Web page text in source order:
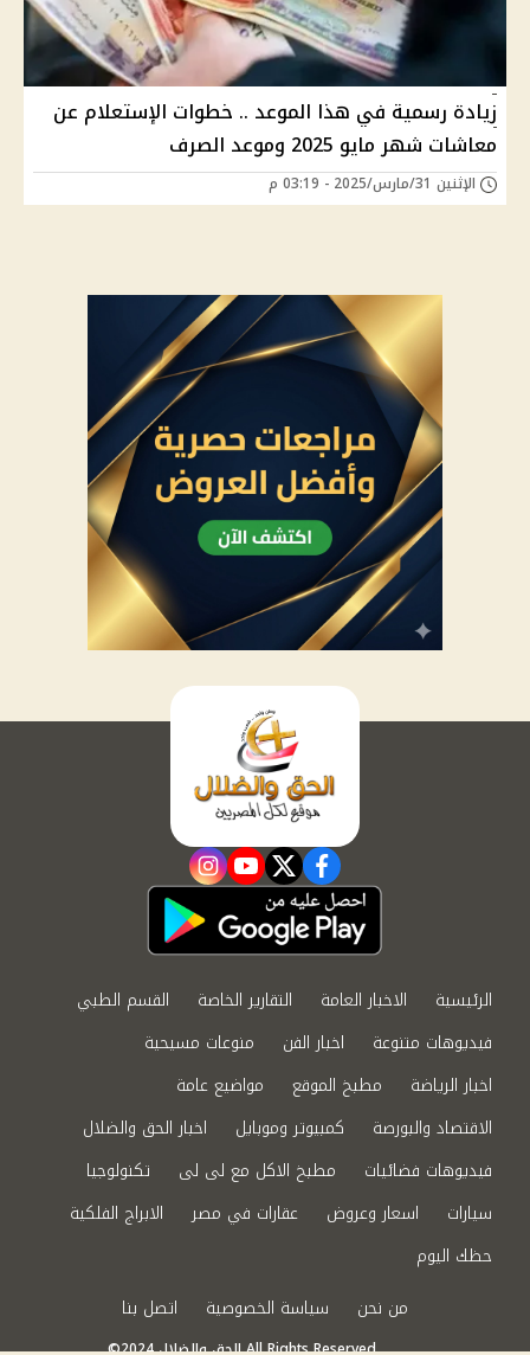
زيادة رسمية في هذا الموعد .. خطوات الإستعلام عن
معاشات شهر مايو 2025 وموعد الصرف
الإثنين 31/مارس/2025 - 03:19 م
facebook
twitter
youtube
instagram
الرئيسية الاخبار العامة التقارير الخاصة
القسم الطبي
فيديوهات متنوعة
اخبار الفن
منوعات مسيحية
اخبار الرياضة
مطبخ الموقع
مواضيع عامة
الاقتصاد والبورصة
كمبيوتر وموبايل
اخبار الحق والضلال
فيديوهات فضائيات
مطبخ الاكل مع لى لى
تكنولوجيا
سيارات
اسعار وعروض عقارات في مصر
الابراج الفلكية
حظك اليوم
من نحن
سياسة الخصوصية اتصل بنا
©2024 الحق والضلال All Rights Reserved.